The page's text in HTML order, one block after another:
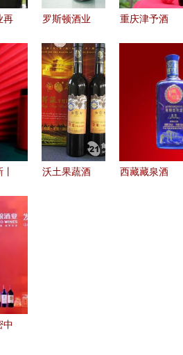
再
辄
酒
罗斯顿酒业
加盟价值的
多维体验
重庆津予酒
心，引领桑
葚酒典范之
全
沃土果蔬酒
西藏藏泉酒
中